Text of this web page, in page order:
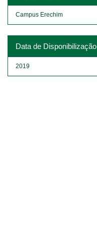
Campus Erechim
Data de Disponibilização
2019